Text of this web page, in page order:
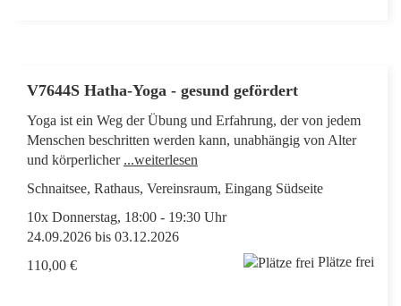
V7644S Hatha-Yoga - gesund gefördert
Yoga ist ein Weg der Übung und Erfahrung, der von jedem
Menschen beschritten werden kann, unabhängig von Alter
und körperlicher ...weiterlesen
Schnaitsee, Rathaus, Vereinsraum, Eingang Südseite
10x Donnerstag, 18:00 - 19:30 Uhr
24.09.2026 bis 03.12.2026
110,00 €
Plätze frei